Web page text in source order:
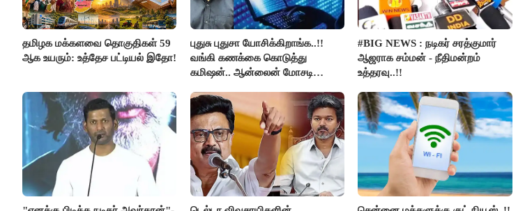
தமிழக மக்களவை தொகுதிகள் 59
ஆக உயரும்: உத்தேச பட்டியல் இதோ!
புதுசு புதுசா யோசிக்கிறாங்க..!!
வங்கி கணக்கை கொடுத்து
கமிஷன்.. ஆன்லைன் மோசடி
கைது..!!
#BIG NEWS : நடிகர் சரத்குமார்
ஆஜராக சம்மன் - நீதிமன்றம்
உத்தரவு..!!